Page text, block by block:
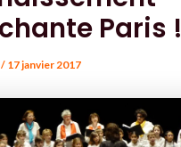
Paris !
/ 17 janvier 2017